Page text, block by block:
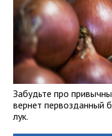
Забудьте про
вернет первозданный
лук.